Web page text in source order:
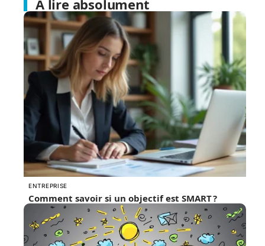
À lire absolument
ENTREPRISE
Comment savoir si un objectif est SMART ?